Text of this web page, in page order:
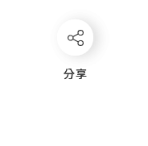
分享
分享